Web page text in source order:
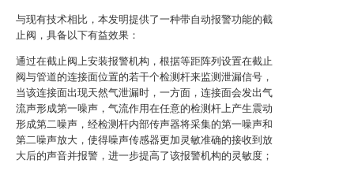
与现有技术相比，本发明提供了一种带自动报警功能的截
止阀，具备以下有益效果：
通过在截止阀上安装报警机构，根据等距阵列设置在截止
阀与管道的连接面位置的若干个检测杆来监测泄漏信号，
当该连接面出现天然气泄漏时，一方面，连接面会发出气
流声形成第一噪声，气流作用在任意的检测杆上产生震动
形成第二噪声，经检测杆内部传声器将采集的第一噪声和
第二噪声放大，使得噪声传感器更加灵敏准确的接收到放
大后的声音并报警，进一步提高了该报警机构的灵敏度；